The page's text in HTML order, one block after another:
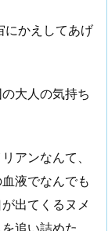
にかえしてあげ
大人の気持ち
アンなんて、
液でなんでも
出てくるヌメ
追い詰めた、